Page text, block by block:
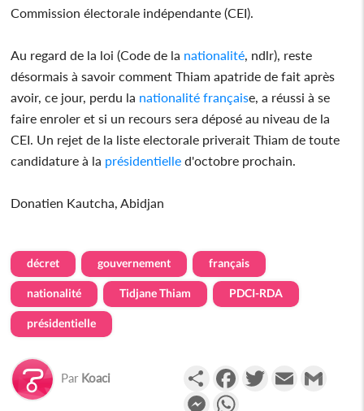
Commission électorale indépendante (CEI).
Au regard de la loi (Code de la nationalité , ndlr), reste
désormais à savoir comment Thiam apatride de fait après
avoir, ce jour, perdu la nationalité française, a réussi à se
faire enroler et si un recours sera déposé au niveau de la
CEI. Un rejet de la liste electorale priverait Thiam de toute
candidature à la présidentielle d'octobre prochain.
Donatien Kautcha, Abidjan
décret gouvernement français
nationalité Tidjane Thiam PDCI-RDA
présidentielle
Par Koaci PartagerFacebookTwitterEmail
Messenger